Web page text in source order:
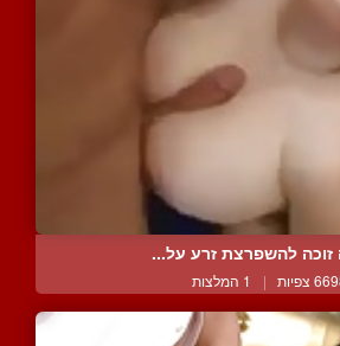
להשפרצת זרע על...
צפיות | 1 המלצות